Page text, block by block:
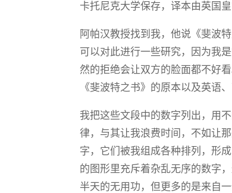
卡托尼克大学保存，译本由英国皇
阿帕汉教授找到我，他说《斐波
可以对此进行一些研究，因为我
然的拒绝会让双方的脸面都不好
《斐波特之书》的原本以及英语
我把这些文段中的数字列出，用
律，与其让我浪费时间，不如让
字，它们被我组成各种排列，形
的图形里充斥着杂乱无序的数字
半天的无用功，但更多的是来自